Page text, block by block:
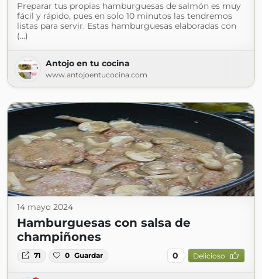
Preparar tus propias hamburguesas de salmón es muy
fácil y rápido, pues en solo 10 minutos las tendremos
listas para servir. Estas hamburguesas elaboradas con
(...)
Antojo en tu cocina
www.antojoentucocina.com
14 mayo 2024
Hamburguesas con salsa de
champiñones
71 0 Guardar 0 Delicioso